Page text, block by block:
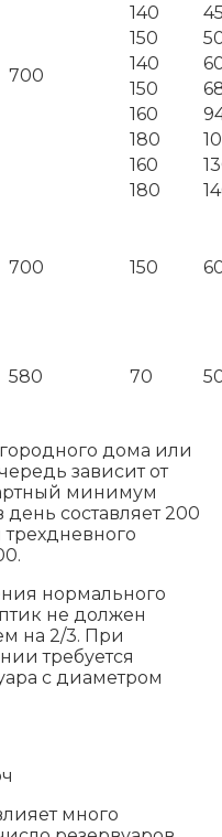
700
140
150
140
150
160
180
160
180
700 150
580 70
дома или
зависит от
минимум
день составляет 200
трехдневного
нормального
не должен
на 2/3. При
требуется
с диаметром
много